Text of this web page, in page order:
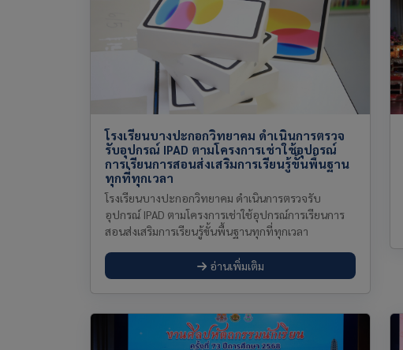
โรงเรียนบางปะกอกวิทยาคม ดำเนินการตรวจ
รับอุปกรณ์ IPAD ตามโครงการเช่าใช้อุปกรณ์
การเรียนการสอนส่งเสริมการเรียนรู้ขั้นพื้นฐาน
ทุกที่ทุกเวลา
โรงเรียนบางปะกอกวิทยาคม ดำเนินการตรวจรับ
อุปกรณ์ IPAD ตามโครงการเช่าใช้อุปกรณ์การเรียนการ
สอนส่งเสริมการเรียนรู้ขั้นพื้นฐานทุกที่ทุกเวลา
อ่านเพิ่มเติม